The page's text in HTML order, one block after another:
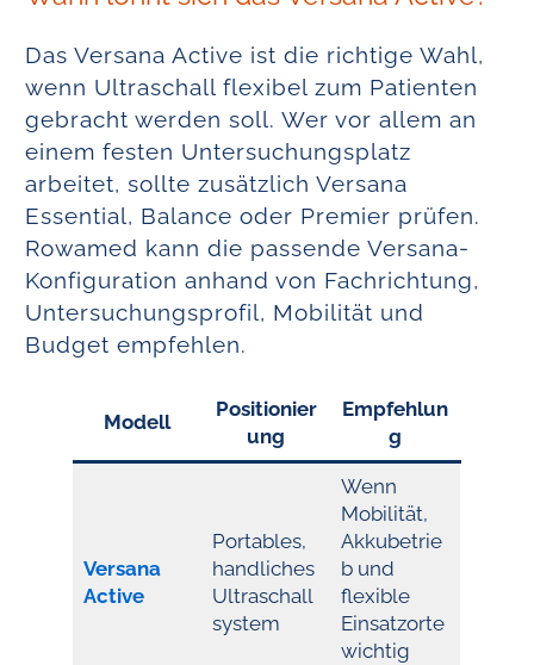
Das Versana Active ist die richtige Wahl,
wenn Ultraschall flexibel zum Patienten
gebracht werden soll. Wer vor allem an
einem festen Untersuchungsplatz
arbeitet, sollte zusätzlich Versana
Essential, Balance oder Premier prüfen.
Rowamed kann die passende Versana-
Konfiguration anhand von Fachrichtung,
Untersuchungsprofil, Mobilität und
Budget empfehlen.
Modell
Positionier
ung
Empfehlun
g
Versana
Active
Portables,
handliches
Ultraschall
system
Wenn
Mobilität,
Akkubetrie
b und
flexible
Einsatzorte
wichtig